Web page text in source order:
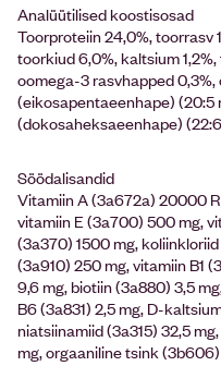
Analüütilised koostisosad
Toorproteiin 24,0%, toorrasv
toorkiud 6,0%, kaltsium
oomega-3 rasvhapped
(eikosapentaeenhape) (20:5
(dokosaheksaeenhape)
Söödalisandid
Vitamiin A (3a672a) 20000
vitamiin E (3a700) 500 mg,
(3a370) 1500 mg,
(3a910) 250 mg, vitamiin B1
9,6 mg, biotiin (3a880) 3,5
B6 (3a831) 2,5 mg, D-
niatsiinamiid (3a315) 32,5
mg, orgaaniline tsink